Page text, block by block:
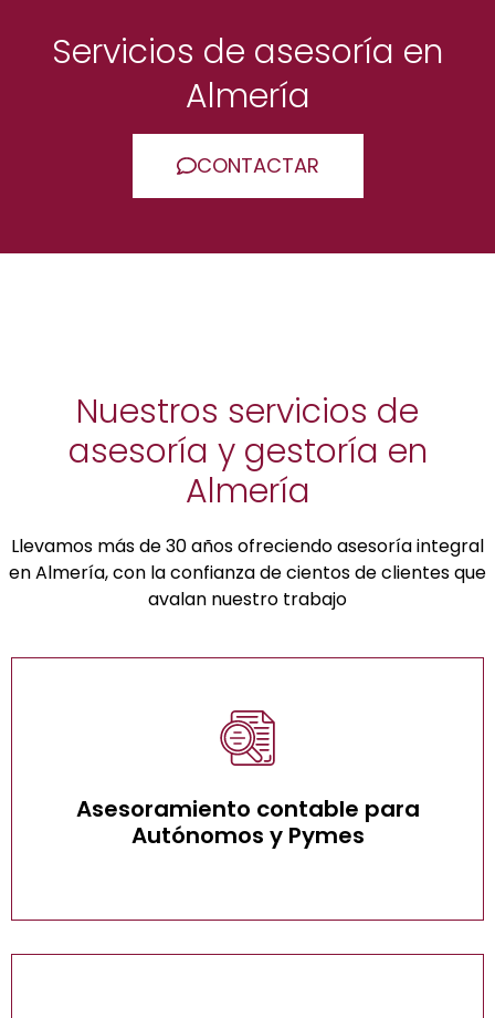
Servicios de asesoría en
Almería
CONTACTAR
Nuestros servicios de
asesoría y gestoría en
Almería
Llevamos más de 30 años ofreciendo asesoría integral
en Almería, con la confianza de cientos de clientes que
avalan nuestro trabajo
Asesoramiento contable para
Autónomos y Pymes